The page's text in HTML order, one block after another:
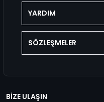
YARDIM
SÖZLEŞMELER
BİZE ULAŞIN